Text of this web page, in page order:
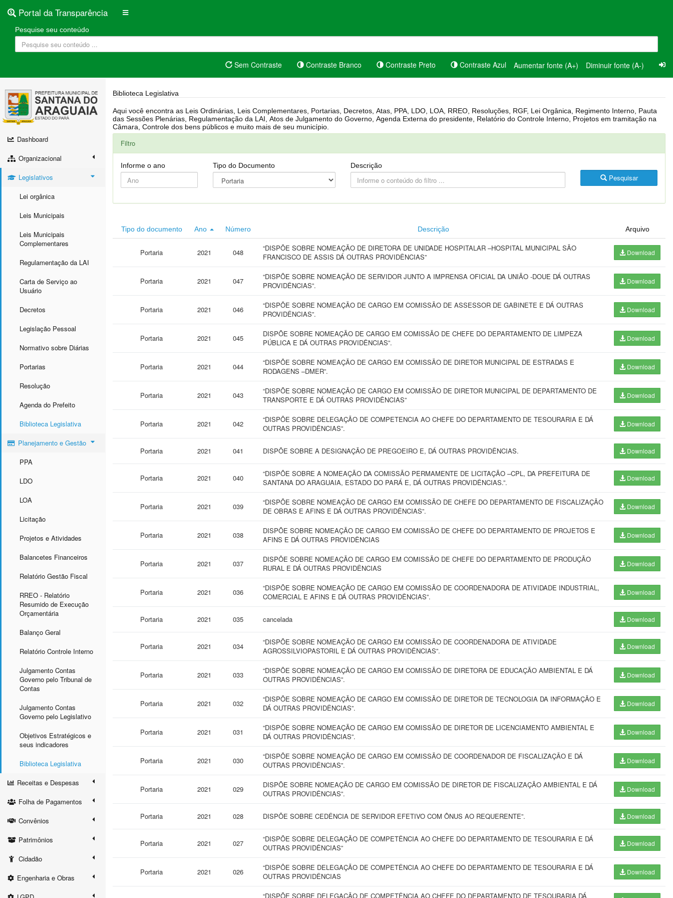
Portal da Transparência
Pesquise seu conteúdo
Sem Contraste Contraste Branco Contraste Preto Contraste Azul Aumentar fonte (A+) Diminuir fonte (A-)
Dashboard
Organizacional
Legislativos
Lei orgânica
Leis Municipais
Leis Municipais
Complementares
Regulamentação da LAI
Carta de Serviço ao
Usuário
Decretos
Legislação Pessoal
Normativo sobre Diárias
Portarias
Resolução
Agenda do Prefeito
Biblioteca Legislativa
Planejamento e Gestão
PPA
LDO
LOA
Licitação
Projetos e Atividades
Balancetes Financeiros
Relatório Gestão Fiscal
RREO - Relatório
Resumido de Execução
Orçamentária
Balanço Geral
Relatório Controle Interno
Julgamento Contas
Governo pelo Tribunal de
Contas
Julgamento Contas
Governo pelo Legislativo
Objetivos Estratégicos e
seus indicadores
Biblioteca Legislativa
Receitas e Despesas
Folha de Pagamentos
Convênios
Patrimônios
Cidadão
Engenharia e Obras
Biblioteca Legislativa
Aqui você encontra as Leis Ordinárias, Leis Complementares, Portarias, Decretos, Atas, PPA, LDO, LOA, RREO, Resoluções, RGF, Lei Orgânica, Regimento Interno, Pauta
das Sessões Plenárias, Regulamentação da LAI, Atos de Julgamento do Governo, Agenda Externa do presidente, Relatório do Controle Interno, Projetos em tramitação na
Câmara, Controle dos bens públicos e muito mais de seu município.
Filtro
Informe o ano Tipo do Documento Descrição
Pesquisar
Tipo do documento Ano Número Descrição Arquivo
Portaria 2021 048
“DISPÕE SOBRE NOMEAÇÃO DE DIRETORA DE UNIDADE HOSPITALAR –HOSPITAL MUNICIPAL SÃO
FRANCISCO DE ASSIS DÁ OUTRAS PROVIDÊNCIAS”
Download
Portaria 2021 047
“DISPÕE SOBRE NOMEAÇÃO DE SERVIDOR JUNTO A IMPRENSA OFICIAL DA UNIÃO -DOUE DÁ OUTRAS
PROVIDÊNCIAS”.
Download
Portaria 2021 046
“DISPÕE SOBRE NOMEAÇÃO DE CARGO EM COMISSÃO DE ASSESSOR DE GABINETE E DÁ OUTRAS
PROVIDÊNCIAS”.
Download
Portaria 2021 045
DISPÕE SOBRE NOMEAÇÃO DE CARGO EM COMISSÃO DE CHEFE DO DEPARTAMENTO DE LIMPEZA
PÚBLICA E DÁ OUTRAS PROVIDÊNCIAS”.
Download
Portaria 2021 044
“DISPÕE SOBRE NOMEAÇÃO DE CARGO EM COMISSÃO DE DIRETOR MUNICIPAL DE ESTRADAS E
RODAGENS –DMER”.
Download
Portaria 2021 043
“DISPÕE SOBRE NOMEAÇÃO DE CARGO EM COMISSÃO DE DIRETOR MUNICIPAL DE DEPARTAMENTO DE
TRANSPORTE E DÁ OUTRAS PROVIDÊNCIAS”
Download
Portaria 2021 042
“DISPÕE SOBRE DELEGAÇÃO DE COMPETENCIA AO CHEFE DO DEPARTAMENTO DE TESOURARIA E DÁ
OUTRAS PROVIDÊNCIAS”.
Download
Portaria 2021 041 DISPÕE SOBRE A DESIGNAÇÃO DE PREGOEIRO E, DÁ OUTRAS PROVIDÊNCIAS. Download
Portaria 2021 040
“DISPÕE SOBRE A NOMEAÇÃO DA COMISSÃO PERMAMENTE DE LICITAÇÃO –CPL, DA PREFEITURA DE
SANTANA DO ARAGUAIA, ESTADO DO PARÁ E, DÁ OUTRAS PROVIDÊNCIAS.”.
Download
Portaria 2021 039
“DISPÕE SOBRE NOMEAÇÃO DE CARGO EM COMISSÃO DE CHEFE DO DEPARTAMENTO DE FISCALIZAÇÃO
DE OBRAS E AFINS E DÁ OUTRAS PROVIDÊNCIAS”.
Download
Portaria 2021 038
DISPÕE SOBRE NOMEAÇÃO DE CARGO EM COMISSÃO DE CHEFE DO DEPARTAMENTO DE PROJETOS E
AFINS E DÁ OUTRAS PROVIDÊNCIAS
Download
Portaria 2021 037
DISPÕE SOBRE NOMEAÇÃO DE CARGO EM COMISSÃO DE CHEFE DO DEPARTAMENTO DE PRODUÇÃO
RURAL E DÁ OUTRAS PROVIDÊNCIAS
Download
Portaria 2021 036
“DISPÕE SOBRE NOMEAÇÃO DE CARGO EM COMISSÃO DE COORDENADORA DE ATIVIDADE INDUSTRIAL,
COMERCIAL E AFINS E DÁ OUTRAS PROVIDÊNCIAS”.
Download
Portaria 2021 035 cancelada Download
Portaria 2021 034
“DISPÕE SOBRE NOMEAÇÃO DE CARGO EM COMISSÃO DE COORDENADORA DE ATIVIDADE
AGROSSILVIOPASTORIL E DÁ OUTRAS PROVIDÊNCIAS”.
Download
Portaria 2021 033
“DISPÕE SOBRE NOMEAÇÃO DE CARGO EM COMISSÃO DE DIRETORA DE EDUCAÇÃO AMBIENTAL E DÁ
OUTRAS PROVIDÊNCIAS”.
Download
Portaria 2021 032
“DISPÕE SOBRE NOMEAÇÃO DE CARGO EM COMISSÃO DE DIRETOR DE TECNOLOGIA DA INFORMAÇÃO E
DÁ OUTRAS PROVIDÊNCIAS”.
Download
Portaria 2021 031
“DISPÕE SOBRE NOMEAÇÃO DE CARGO EM COMISSÃO DE DIRETOR DE LICENCIAMENTO AMBIENTAL E
DÁ OUTRAS PROVIDÊNCIAS”.
Download
Portaria 2021 030
“DISPÕE SOBRE NOMEAÇÃO DE CARGO EM COMISSÃO DE COORDENADOR DE FISCALIZAÇÃO E DÁ
OUTRAS PROVIDÊNCIAS”.
Download
Portaria 2021 029
DISPÕE SOBRE NOMEAÇÃO DE CARGO EM COMISSÃO DE DIRETOR DE FISCALIZAÇÃO AMBIENTAL E DÁ
OUTRAS PROVIDÊNCIAS”.
Download
Portaria 2021 028 DISPÕE SOBRE CEDÊNCIA DE SERVIDOR EFETIVO COM ÔNUS AO REQUERENTE”. Download
Portaria 2021 027
“DISPÕE SOBRE DELEGAÇÃO DE COMPETÊNCIA AO CHEFE DO DEPARTAMENTO DE TESOURARIA E DÁ
OUTRAS PROVIDÊNCIAS”
Download
Portaria 2021 026
“DISPÕE SOBRE DELEGAÇÃO DE COMPETÊNCIA AO CHEFE DO DEPARTAMENTO DE TESOURARIA E DÁ
OUTRAS PROVIDÊNCIAS
Download
“DISPÕE SOBRE DELEGAÇÃO DE COMPETÊNCIA AO CHEFE DO DEPARTAMENTO DE TESOURARIA DÁ